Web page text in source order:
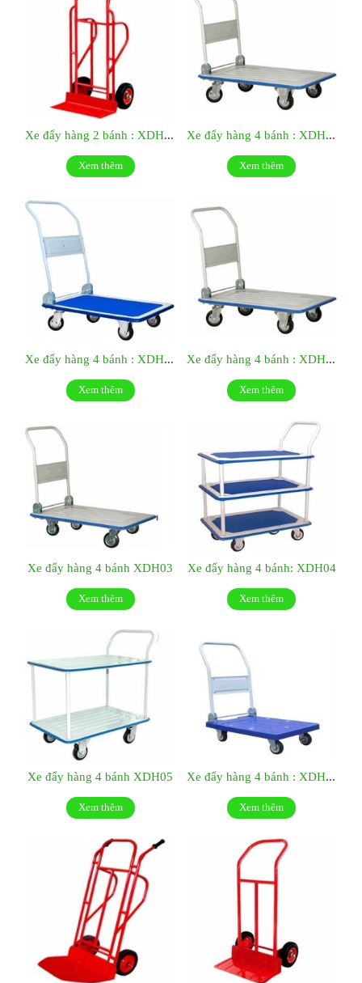
Xe đẩy hàng 2 bánh : XDH03
Xem thêm
Xe đẩy hàng 4 bánh : XDH11
Xem thêm
Xe đẩy hàng 4 bánh : XDH01
Xem thêm
Xe đẩy hàng 4 bánh : XDH02
Xem thêm
Xe đẩy hàng 4 bánh XDH03
Xem thêm
Xe đẩy hàng 4 bánh: XDH04
Xem thêm
Xe đẩy hàng 4 bánh XDH05
Xem thêm
Xe đẩy hàng 4 bánh : XDH06
Xem thêm